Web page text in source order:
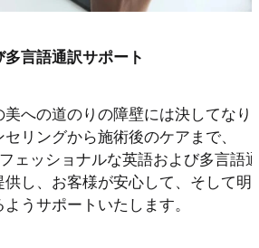
言語通訳サポート
への道のりの障壁には決してなり
リングから施術後のケアまで、
ェッショナルな英語および多言語
し、お客様が安心して、そして明
うサポートいたします。